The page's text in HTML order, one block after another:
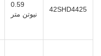
42SHD4425
0.59
نیوتن متر